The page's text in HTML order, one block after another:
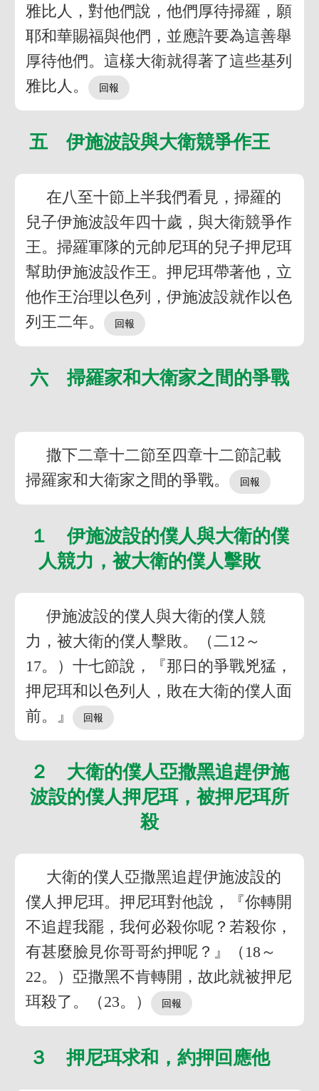
雅比人，對他們說，他們厚待掃羅，願
耶和華賜福與他們，並應許要為這善舉
厚待他們。這樣大衛就得著了這些基列
雅比人。
五 伊施波設與大衛競爭作王
在八至十節上半我們看見，掃羅的
兒子伊施波設年四十歲，與大衛競爭作
王。掃羅軍隊的元帥尼珥的兒子押尼珥
幫助伊施波設作王。押尼珥帶著他，立
他作王治理以色列，伊施波設就作以色
列王二年。
六 掃羅家和大衛家之間的爭戰
撒下二章十二節至四章十二節記載
掃羅家和大衛家之間的爭戰。
１ 伊施波設的僕人與大衛的僕
人競力，被大衛的僕人擊敗
伊施波設的僕人與大衛的僕人競
力，被大衛的僕人擊敗。（二12～
17。）十七節說，『那日的爭戰兇猛，
押尼珥和以色列人，敗在大衛的僕人面
前。』
２ 大衛的僕人亞撒黑追趕伊施
波設的僕人押尼珥，被押尼珥所
殺
大衛的僕人亞撒黑追趕伊施波設的
僕人押尼珥。押尼珥對他說，『你轉開
不追趕我罷，我何必殺你呢？若殺你，
有甚麼臉見你哥哥約押呢？』（18～
22。）亞撒黑不肯轉開，故此就被押尼
珥殺了。（23。）
３ 押尼珥求和，約押回應他